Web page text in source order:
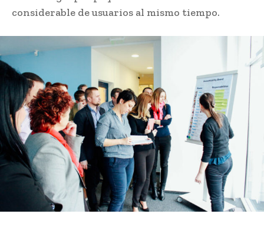
considerable de usuarios al mismo tiempo.